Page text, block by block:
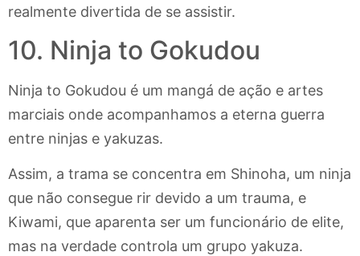
realmente divertida de se assistir.
10. Ninja to Gokudou
Ninja to Gokudou é um mangá de ação e artes
marciais onde acompanhamos a eterna guerra
entre ninjas e yakuzas.
Assim, a trama se concentra em Shinoha, um ninja
que não consegue rir devido a um trauma, e
Kiwami, que aparenta ser um funcionário de elite,
mas na verdade controla um grupo yakuza.